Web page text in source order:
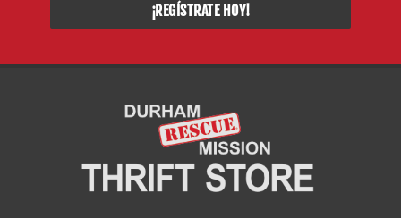
¡REGÍSTRATE HOY!